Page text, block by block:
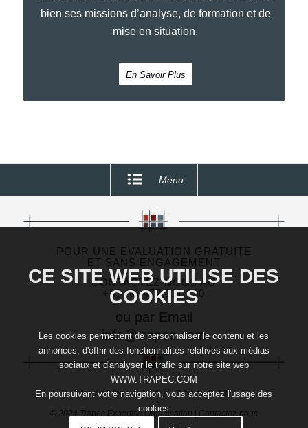
bien ses missions d’analyse, de formation et de
mise en situation.
En Savoir Plus
Menu
POUR UNE EVALUATION GRATUITE
ET SANS ENGAGEMENT
CONTACTEZ-NOUS AU
+33 (0) 477.311.190
ou par Email
info@trapec.com
Mentions légales|C.G.V.|Infos au Public
© 2024 Trapec Expertise Organisation | Contactez-nous
CE SITE WEB UTILISE DES
COOKIES
Les cookies permettent de personnaliser le contenu et les
annonces, d'offrir des fonctionnalités relatives aux médias
sociaux et d'analyser le trafic sur notre site web
WWW.TRAPEC.COM
En poursuivant votre navigation, vous acceptez l'usage des
cookies